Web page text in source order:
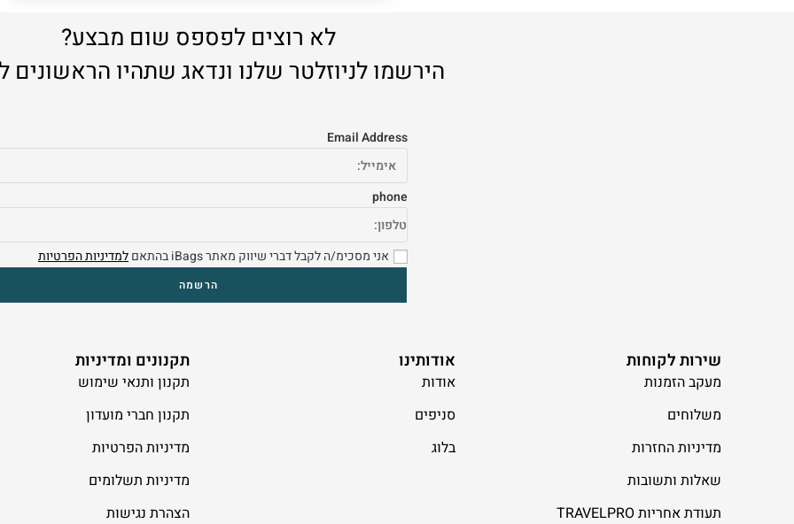
לא רוצים לפספס שום מבצע?
הירשמו לניוזלטר שלנו ונדאג שתהיו הראשונים
Email Address
phone
אני מסכימ/ה לקבל דברי שיווק מאתר iBags בהתאם למדיניות הפרטיות
שירות לקוחות
מעקב הזמנות
משלוחים
מדיניות החזרות
שאלות ותשובות
תעודת אחריות TRAVELPRO
אודותינו
אודות
סניפים
בלוג
תקנונים ומדיניות
תקנון ותנאי שימוש
תקנון חברי מועדון
מדיניות הפרטיות
מדיניות תשלומים
הצהרת נגישות